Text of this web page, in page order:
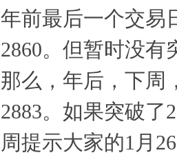
年前最后一个交易
2860。但暂时没有
那么，年后，下周
2883。如果突破了
周提示大家的1月